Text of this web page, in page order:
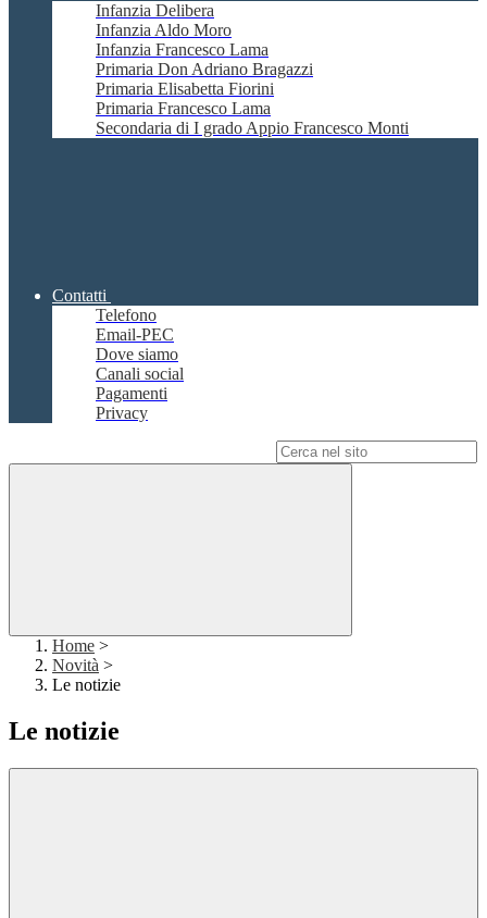
Infanzia Delibera
Infanzia Aldo Moro
Infanzia Francesco Lama
Primaria Don Adriano Bragazzi
Primaria Elisabetta Fiorini
Primaria Francesco Lama
Secondaria di I grado Appio Francesco Monti
Contatti
Telefono
Email-PEC
Dove siamo
Canali social
Pagamenti
Privacy
Home >
Novità >
Le notizie
Le notizie